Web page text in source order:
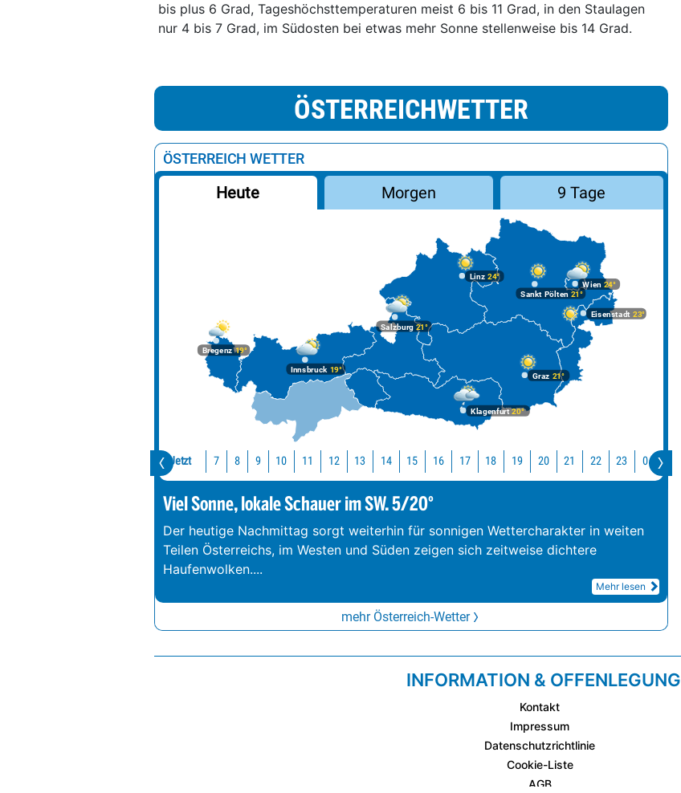
bis plus 6 Grad, Tageshöchsttemperaturen meist 6 bis 11 Grad, in den Staulagen
nur 4 bis 7 Grad, im Südosten bei etwas mehr Sonne stellenweise bis 14 Grad.
ÖSTERREICHWETTER
ÖSTERREICH WETTER
Heute Morgen 9 Tage
Bregenz19°
Graz 21°
Innsbruck19°
Klagenfurt20°
Linz 24°
Salzburg21°
Wien 24°
Eisenstadt 23°
Sankt Pölten 21°
Jetzt 12 14 17 19 20 22 0
Viel Sonne, lokale Schauer im SW. 5/20°
Der heutige Nachmittag sorgt weiterhin für sonnigen Wettercharakter in weiten
Teilen Österreichs, im Westen und Süden zeigen sich zeitweise dichtere
Haufenwolken....
Mehr lesen
mehr Österreich-Wetter
INFORMATION & OFFENLEGUNG
Kontakt
Impressum
Datenschutzrichtlinie
Cookie-Liste
AGB